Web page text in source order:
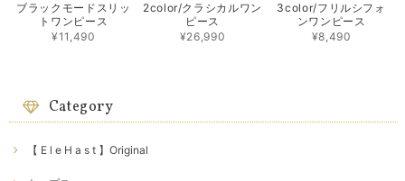
ブラックモードスリッ
トワンピース
¥11,490
2color/クラシカルワン
ピース
¥26,990
3color/フリルシフォ
ンワンピース
¥8,490
Category
【 E l e H a s t 】Original